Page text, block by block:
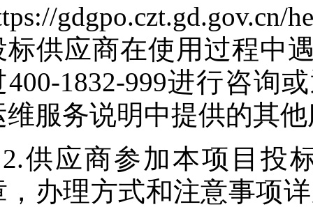
gdgpo.czt.gd.gov.cn/
标供应商在使用过程中
400-1832-999进行咨询
维服务说明中提供的其
2.供应商参加本项目投
，办理方式和注意事项